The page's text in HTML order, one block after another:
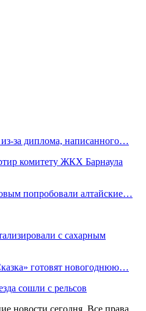
за диплома, написанного…
комитету ЖКХ Барнаула
попробовали алтайские…
с сахарным
готовят новогоднюю…
сошли с рельсов
новости сегодня. Все права